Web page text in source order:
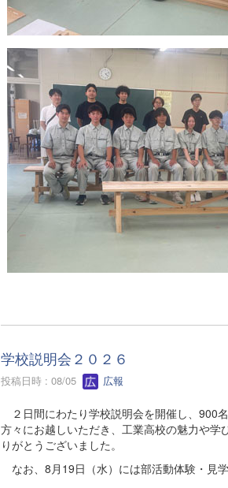
学校説明会２０２６
投稿日時 : 08/05 広報
２日間にわたり学校説明会を開催し、900
方々にお越しいただき、工業高校の魅力や
りがとうございました。
なお、8月19日（水）には部活動体験・見